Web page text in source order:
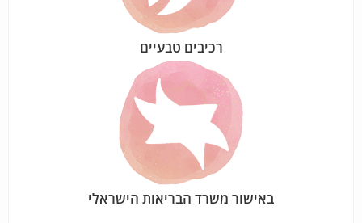
רכיבים טבעיים
באישור משרד הבריאות הישראלי